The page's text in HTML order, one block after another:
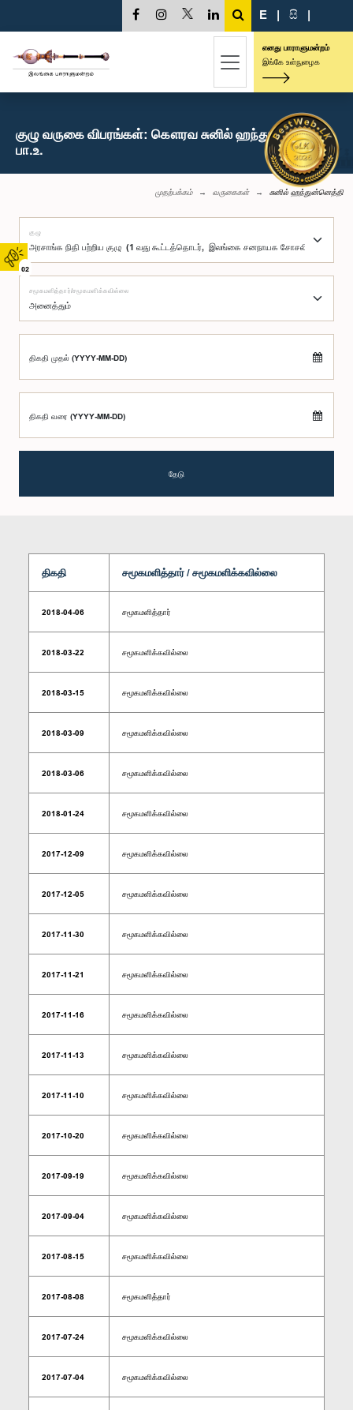
02
E | සි |
எனது பாராளுமன்றம்
இங்கே உள்நுழைக
குழு வருகை விபரங்கள்: கௌரவ சுனில் ஹந்துன்னெத்தி,
பா.உ.
முதற்பக்கம் வருகைகள் சுனில் ஹந்துன்னெத்தி
குழு
சமூகமளித்தார்/சமூகமளிக்கவில்லை
திகதி முதல் (YYYY-MM-DD)
திகதி வரை (YYYY-MM-DD)
தேடு
திகதி சமூகமளித்தார் / சமூகமளிக்கவில்லை
2018-04-06 சமூகமளித்தார்
2018-03-22 சமூகமளிக்கவில்லை
2018-03-15 சமூகமளிக்கவில்லை
2018-03-09 சமூகமளிக்கவில்லை
2018-03-06 சமூகமளிக்கவில்லை
2018-01-24 சமூகமளிக்கவில்லை
2017-12-09 சமூகமளிக்கவில்லை
2017-12-05 சமூகமளிக்கவில்லை
2017-11-30 சமூகமளிக்கவில்லை
2017-11-21 சமூகமளிக்கவில்லை
2017-11-16 சமூகமளிக்கவில்லை
2017-11-13 சமூகமளிக்கவில்லை
2017-11-10 சமூகமளிக்கவில்லை
2017-10-20 சமூகமளிக்கவில்லை
2017-09-19 சமூகமளிக்கவில்லை
2017-09-04 சமூகமளிக்கவில்லை
2017-08-15 சமூகமளிக்கவில்லை
2017-08-08 சமூகமளித்தார்
2017-07-24 சமூகமளிக்கவில்லை
2017-07-04 சமூகமளிக்கவில்லை